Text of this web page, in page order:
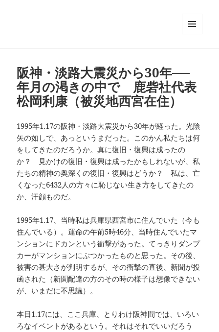
阪神・淡路大震災から30年──
年月の渇きの中で 鹿砦社代表
松岡利康（被災地西宮在住）
1995年1.17の阪神・淡路大震災から30年が経った。光陰
矢の如しで、あっというまだった。このかん私たちは何
をしてきたのだろうか。真に復旧・復興は成ったの
か？ 見かけの復旧・復興は成ったかもしれないが、私
たちの精神の奥深くの復旧・復興はどうか？ 私は、亡
くなった6432人の方々に恥じない生き方をしてきたの
か、汗顔ものだ。
1995年1.17、当時私は兵庫県西宮市に住んでいた（今も
住んでいる）。運命の午前5時46分、当時住んでいたマ
ンションにドカンという衝撃があった。てっきりダンプ
カーがマンションにぶつかったものと思った。その後、
被害の甚大さが判明するが、その衝撃の直後、新聞が投
函された（新聞配達の方のその時の様子は想像できない
が、いまだに不思議）。
本日1.17には、ここ兵庫、とりわけ阪神間では、いろい
ろなイベントがあるという。それはそれでいいだろう